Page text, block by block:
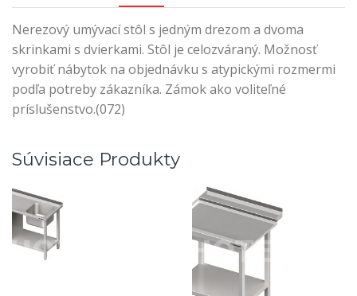
Nerezový umývací stôl s jedným drezom a dvoma
skrinkami s dvierkami. Stôl je celozváraný. Možnosť
vyrobiť nábytok na objednávku s atypickými rozmermi
podľa potreby zákazníka. Zámok ako voliteľné
príslušenstvo.(072)
Súvisiace Produkty